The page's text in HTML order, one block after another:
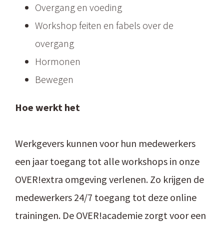
Overgang en voeding
Workshop feiten en fabels over de
overgang
Hormonen
Bewegen
Hoe werkt het
Werkgevers kunnen voor hun medewerkers
een jaar toegang tot alle workshops in onze
OVER!extra omgeving verlenen. Zo krijgen de
medewerkers 24/7 toegang tot deze online
trainingen. De OVER!academie zorgt voor een